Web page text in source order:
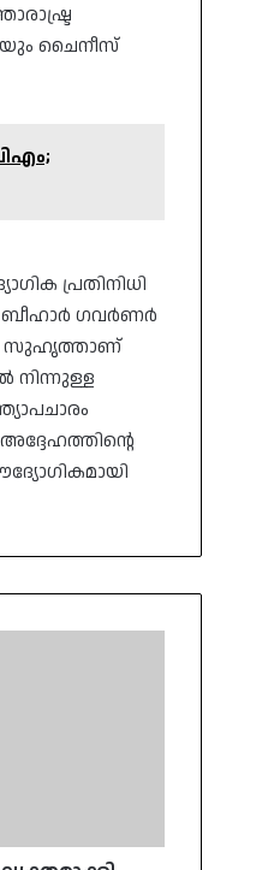
ചൈനീസ്
പ്രതിനിധി
ബീഹാർ ഗവർണർ
സുഹൃത്താണ്
നിന്നുള്ള